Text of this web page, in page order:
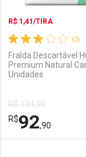
(2)
R$ 1,41/TIRA
Fralda Descartável
Premium Natural
Unidades
R$ 134,90
R$92,90